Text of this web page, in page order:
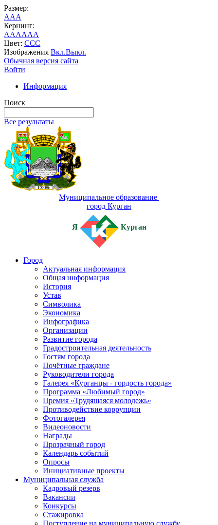
Размер:
AAA
Кернинг:
AAAAAA
Цвет: CCC
Изображения Вкл.Выкл.
Обычная версия сайта
Войти
Информация
Поиск
Все результаты
Муниципальное образование
город Курган
Я Курган
Город
Актуальная информация
Общая информация
История
Устав
Символика
Экономика
Инфографика
Организации
Развитие города
Градостроительная деятельность
Гостям города
Почётные граждане
Руководители города
Галерея «Курганцы - гордость города»
Программа «Любимый город»
Премия «Трудящаяся молодежь»
Противодействие коррупции
Фотогалерея
Видеоновости
Награды
Прозрачный город
Календарь событий
Опросы
Инициативные проекты
Муниципальная служба
Кадровый резерв
Вакансии
Конкурсы
Стажировка
Поступление на муниципальную службу